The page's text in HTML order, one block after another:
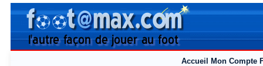
Accueil Mon Compte